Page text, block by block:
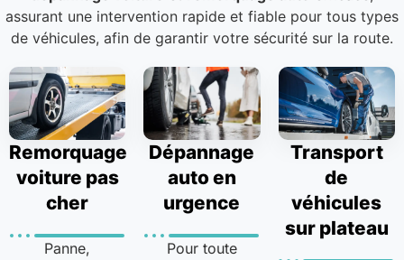
assurant une intervention rapide et fiable pour tous types
de véhicules, afin de garantir votre sécurité sur la route.
Remorquage
voiture pas
cher
Panne,
Dépannage
auto en
urgence
Pour toute
Transport
de
véhicules
sur plateau